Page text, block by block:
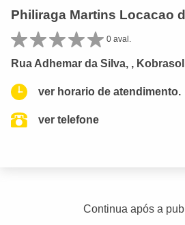
Philiraga Martins Locacao
0 aval.
Rua Adhemar da Silva, ,
ver horario de atendimento.
ver telefone
Continua após a